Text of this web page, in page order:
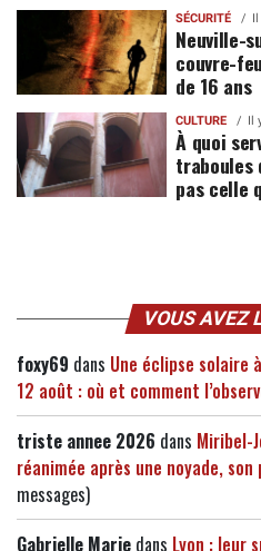
SÉCURITÉ
Neuville-
couvre-
de 16 ans
CULTURE Il
À quoi
traboules
pas celle
VOUS AVEZ
foxy69 dans Une éclipse solaire
12 août : où et comment
triste annee 2026 dans Miribel-
réanimée après une noyade,
messages)
Gabrielle Marie dans Lyon : leur